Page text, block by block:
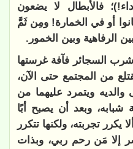
فالأبطال لا يضعون
أو في الخمارة! ومِن ثَمَّ
الرفاهية وبين الخمور.
شرب السجائر فآفة غرستها
من المجتمع حتى الآن،
ويتمرد عليهما من
وبعد أن يصبح أبًا
تجربته، ولكنها تتكرر
مَن رحم ربي، وبذات